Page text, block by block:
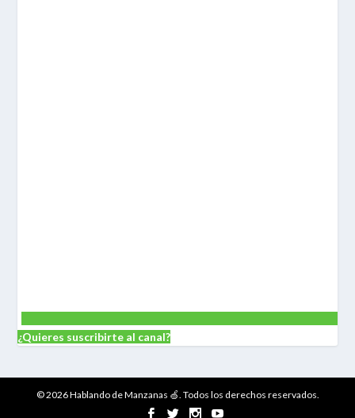
¿Quieres suscribirte al canal?
© 2026 Hablando de Manzanas 🍏. Todos los derechos reservados.